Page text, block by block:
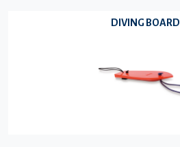
DIVING BOARD